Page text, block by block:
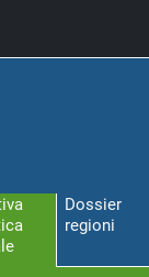
Dossier
regioni